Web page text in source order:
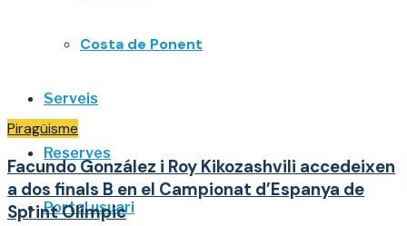
Costa de Ponent
Serveis
Reserves
Portal usuari
Piragüisme
Facundo González i Roy Kikozashvili accedeixen
a dos finals B en el Campionat d’Espanya de
Sprint Olímpic